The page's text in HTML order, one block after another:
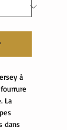
à
La
dans